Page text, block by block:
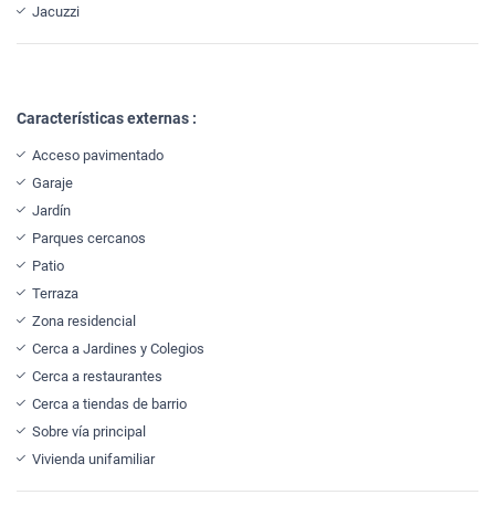
Jacuzzi
Características externas :
Acceso pavimentado
Garaje
Jardín
Parques cercanos
Patio
Terraza
Zona residencial
Cerca a Jardines y Colegios
Cerca a restaurantes
Cerca a tiendas de barrio
Sobre vía principal
Vivienda unifamiliar